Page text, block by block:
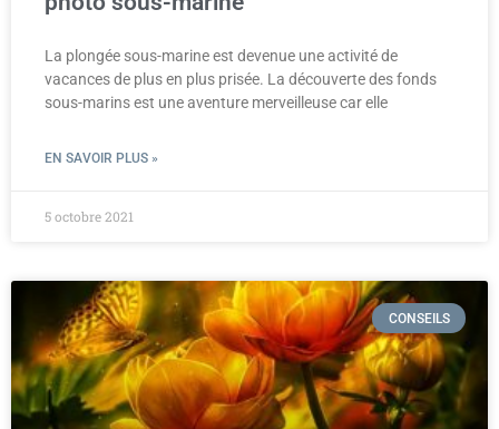
La plongée sous-marine est devenue une activité de
vacances de plus en plus prisée. La découverte des fonds
sous-marins est une aventure merveilleuse car elle
EN SAVOIR PLUS »
5 octobre 2021
CONSEILS